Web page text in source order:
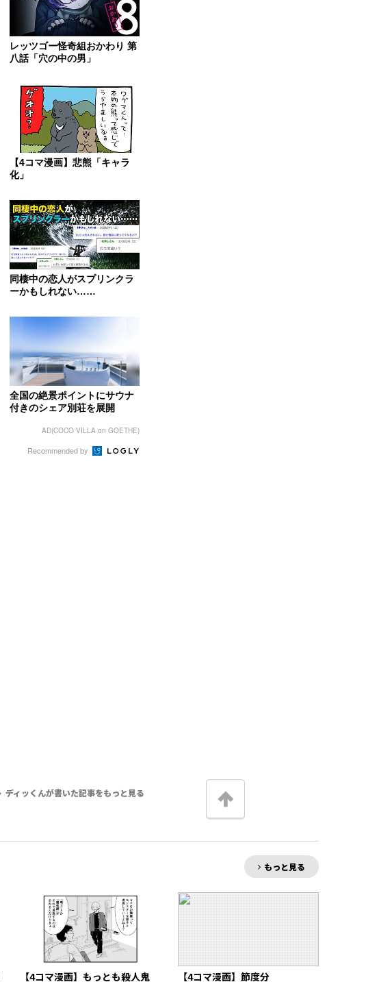
レッツゴー怪奇組おかわり 第
八話「穴の中の男」
【4コマ漫画】悲熊「キャラ
化」
同棲中の恋人がスプリンクラ
ーかもしれない……
全国の絶景ポイントにサウナ
付きのシェア別荘を展開
AD(COCO VILLA on GOETHE)
Recommended by
ディッくんが書いた記事をもっと見る
【4コマ漫画】もっとも殺人鬼 【4コマ漫画】節度分
もっと見る